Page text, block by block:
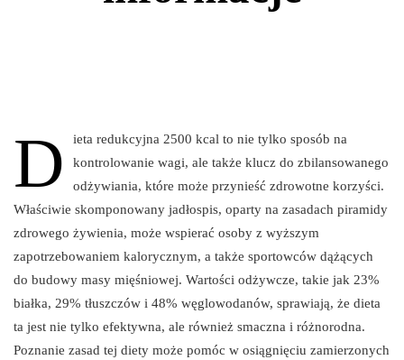
D
ieta redukcyjna 2500 kcal to nie tylko sposób na
kontrolowanie wagi, ale także klucz do zbilansowanego
odżywiania, które może przynieść zdrowotne korzyści.
Właściwie skomponowany jadłospis, oparty na zasadach piramidy
zdrowego żywienia, może wspierać osoby z wyższym
zapotrzebowaniem kalorycznym, a także sportowców dążących
do budowy masy mięśniowej. Wartości odżywcze, takie jak 23%
białka, 29% tłuszczów i 48% węglowodanów, sprawiają, że dieta
ta jest nie tylko efektywna, ale również smaczna i różnorodna.
Poznanie zasad tej diety może pomóc w osiągnięciu zamierzonych